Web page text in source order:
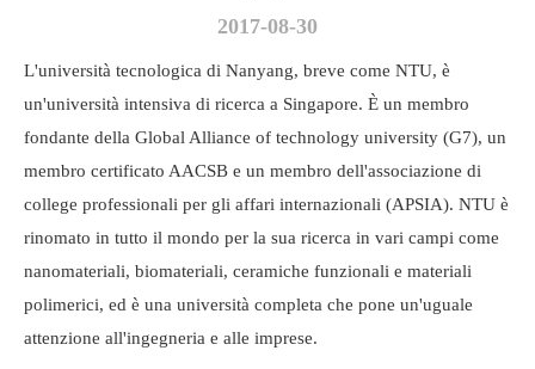
2017-08-30
L'università tecnologica di Nanyang, breve come NTU, è
un'università intensiva di ricerca a Singapore. È un membro
fondante della Global Alliance of technology university (G7), un
membro certificato AACSB e un membro dell'associazione di
college professionali per gli affari internazionali (APSIA). NTU è
rinomato in tutto il mondo per la sua ricerca in vari campi come
nanomateriali, biomateriali, ceramiche funzionali e materiali
polimerici, ed è una università completa che pone un'uguale
attenzione all'ingegneria e alle imprese.